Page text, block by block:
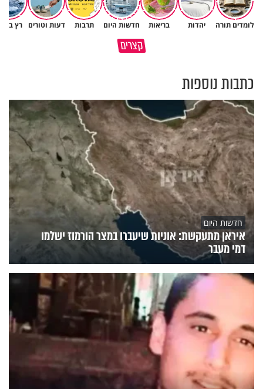
לומדים תורה יהדות בריאות חדשות היום תרבות דעות וטורים רץ
קצרים
תשתמש באהבה של השם לטובתך
פותחים פתח קטן - ומקבלים
כתבות נוספות
חדשות היום
איראן מתעקשת: אוניות שיעברו במצר הורמוז ישלמו
דמי מעבר